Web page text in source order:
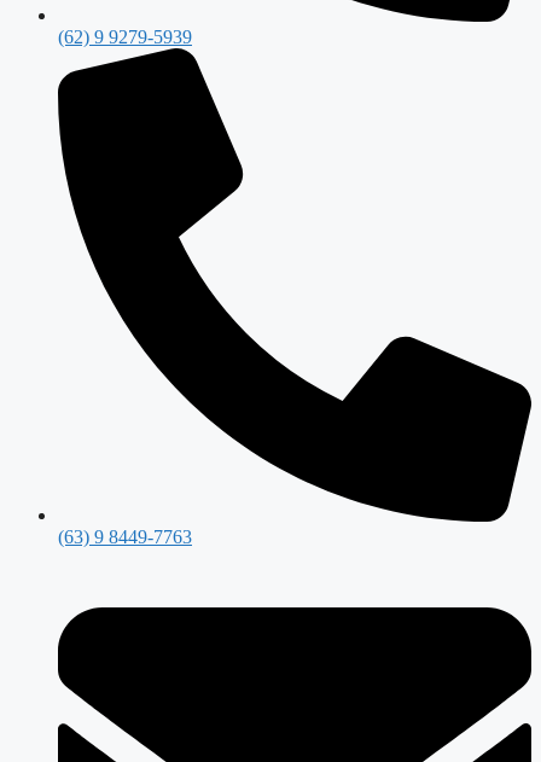
(62) 9 9279-5939
(63) 9 8449-7763